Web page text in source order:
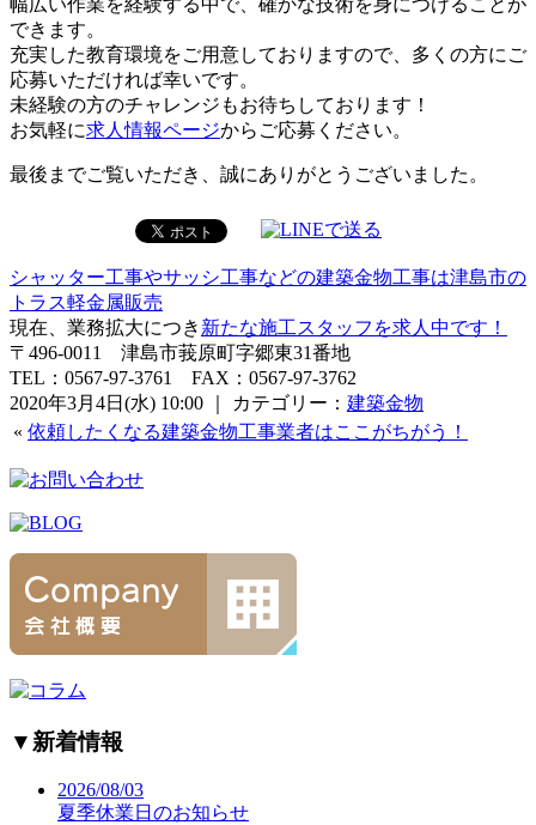
できます。
充実した教育環境をご用意しておりますので、多くの方にご
応募いただければ幸いです。
未経験の方のチャレンジもお待ちしております！
お気軽に求人情報ページからご応募ください。
最後までご覧いただき、誠にありがとうございました。
シャッター工事やサッシ工事などの建築金物工事は津島市の
トラス軽金属販売
現在、業務拡大につき 新たな施工スタッフを求人中です！
〒496-0011 津島市莪原町字郷東31番地
TEL：0567-97-3761 FAX：0567-97-3762
2020年3月4日(水) 10:00 ｜ カテゴリー： 建築金物
« 依頼したくなる建築金物工事業者はここがちがう！
▼ 新着情報
2026/08/03
夏季休業日のお知らせ